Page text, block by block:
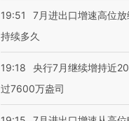
19:51
7月进出口增速高位
持续多久
19:18
央行7月继续增持近
过7600万盎司